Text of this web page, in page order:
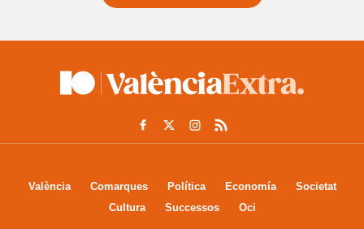
València Comarques Política Economía
Societat
Cultura
Successos Oci